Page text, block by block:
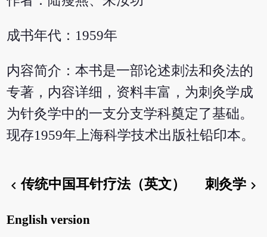
成书年代：1959年
内容简介：本书是一部论述刺法和灸法的
专著，内容详细，资料丰富，为刺灸学成
为针灸学中的一支分支学科奠定了基础。
现存1959年上海科学技术出版社铅印本。
chevron_left传统中国耳针疗法（英文） 刺灸学chevron_right
English version